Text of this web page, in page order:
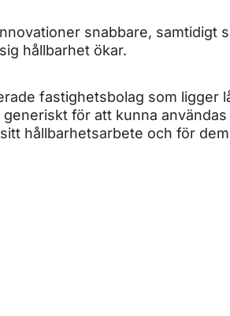
snabbare, samtidigt
hållbarhet ökar.
fastighetsbolag som ligger
för att kunna
hållbarhetsarbete och för